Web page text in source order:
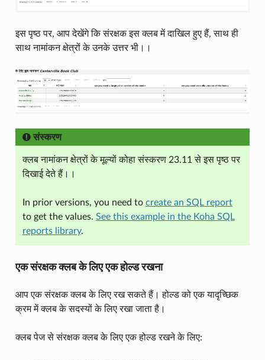
इस पृष्ठ पर, आप देखेंगे कि संरक्षक इस क्लब में दाखिल हुए हैं, साथ ही
साथ नामांकन क्षेत्रों के उनके उत्तर भी।।
संस्करण
क्लब नामांकन क्षेत्रों के मूल्यों कोहा संस्करण 23.11 से इस पृष्ठ पर
दिखाई देते हैं।।
In prior versions, you need to create an SQL report
to get the values. See this example in the Koha SQL
reports library.
एक संरक्षक क्लब के लिए एक होल्ड रखना
आप एक संरक्षक क्लब के लिए रख सकते हैं। होल्ड को एक यादृच्छिक
क्रम में क्लब के सदस्यों के लिए रखा जाता है।
क्लब पेज से संरक्षक क्लब के लिए एक होल्ड रखने के लिए: